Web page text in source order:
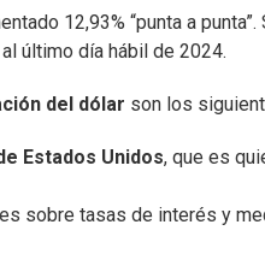
12,93% “punta a
último día hábil de 2024.
del dólar son los
Estados Unidos, que es
sobre tasas de interés y